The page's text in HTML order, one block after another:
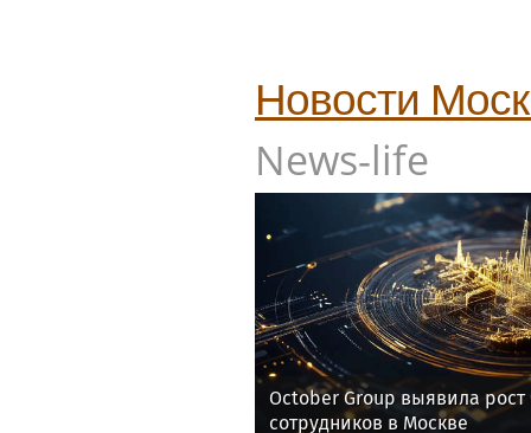
Новости
News-life
October Group выявила
сотрудников в Москве